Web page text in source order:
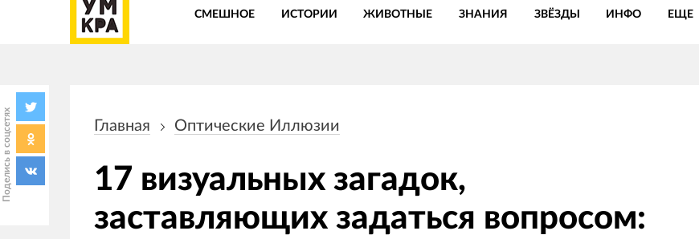
СМЕШНОЕ ИСТОРИИ ЖИВОТНЫЕ ЗНАНИЯ ЗВЁЗДЫ ИНФО ЕЩЕ
Поделись в соцсетях навигации
Главная Оптические Иллюзии
17 визуальных загадок,
заставляющих задаться вопросом: